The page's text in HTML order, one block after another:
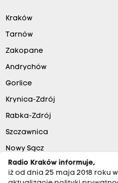
Kraków
Tarnów
Zakopane
Andrychów
Gorlice
Krynica-Zdrój
Rabka-Zdrój
Szczawnica
Nowy Sącz
Radio Kraków informuje,
iż od dnia 25 maja 2018 roku